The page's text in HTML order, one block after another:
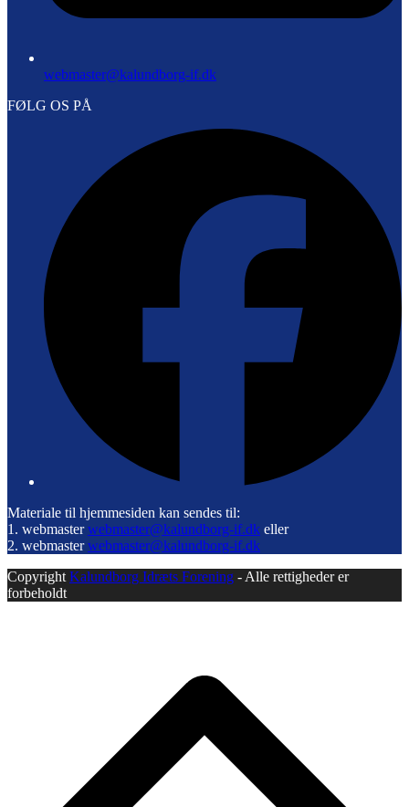
webmaster@kalundborg-if.dk
FØLG OS PÅ
Materiale til hjemmesiden kan sendes til:
1. webmasterwebmaster@kalundborg-if.dk eller
2. webmasterwebmaster@kalundborg-if.dk
Copyright Kalundborg Idræts Forening - Alle rettigheder er
forbeholdt